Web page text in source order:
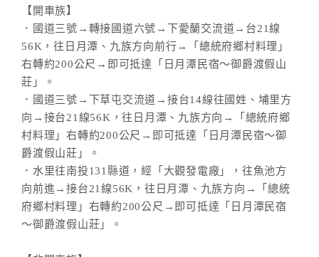
【開車族】
．國道三號→轉接國道六號→下愛蘭交流道→台21線
56K，往日月潭、九族方向前行→「總統府鄉村料理」
右轉約200公尺→即可抵達「日月潭民宿～御爵渡假山
莊」。
．國道三號→下草屯交流道→接台14線往國姓、埔里方
向→接台21線56K，往日月潭、九族方向→「總統府鄉
村料理」右轉約200公尺→即可抵達「日月潭民宿～御
爵渡假山莊」。
．水里往南投131縣道，經「大觀發電廠」，往魚池方
向前進→接台21線56K，往日月潭、九族方向→「總統
府鄉村料理」右轉約200公尺→即可抵達「日月潭民宿
～御爵渡假山莊」。